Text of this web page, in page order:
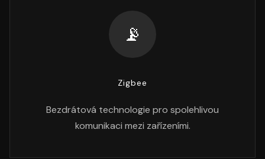
📡
Zigbee
Bezdrátová technologie pro spolehlivou
komunikaci mezi zařízeními.